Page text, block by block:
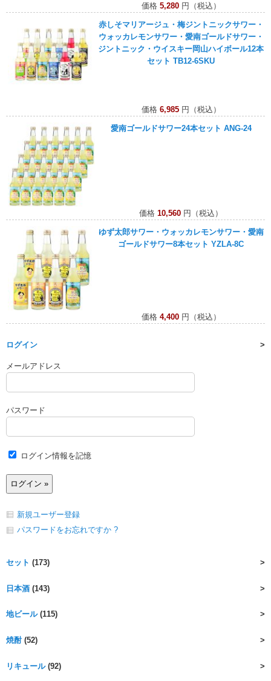
価格 5,280円（税込）
赤しそマリアージュ・梅ジントニックサワー・
ウォッカレモンサワー・愛南ゴールドサワー・
ジントニック・ウイスキー岡山ハイボール12本
セット TB12-6SKU
価格 6,985円（税込）
愛南ゴールドサワー24本セット ANG-24
価格 10,560 円（税込）
ゆず太郎サワー・ウォッカレモンサワー・愛南
ゴールドサワー8本セット YZLA-8C
価格 4,400円（税込）
ログイン
メールアドレス
パスワード
ログイン情報を記憶
新規ユーザー登録
パスワードをお忘れですか ?
セット (173)
日本酒 (143)
地ビール(115)
焼酎(52)
リキュール(92)